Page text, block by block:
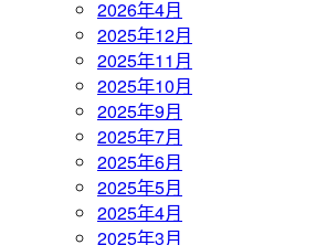
2026年4月
2025年12月
2025年11月
2025年10月
2025年9月
2025年7月
2025年6月
2025年5月
2025年4月
2025年3月